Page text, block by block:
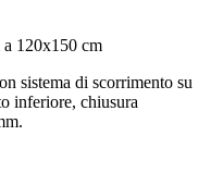
120x150 cm
sistema di scorrimento su
inferiore, chiusura